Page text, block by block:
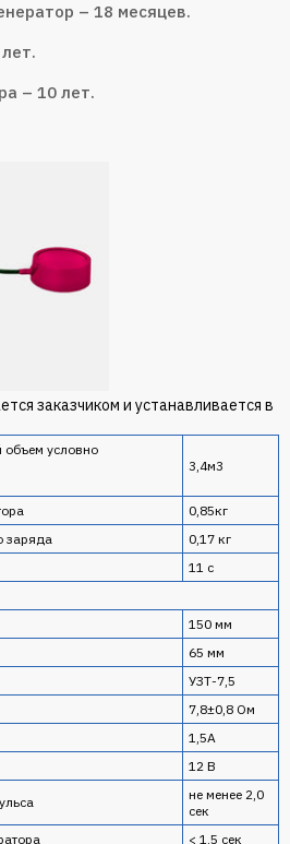
– 18 месяцев.
– 10 лет.
заказчиком и устанавливается в
условно
3,4м3
0,85кг
заряда
0,17 кг
11 с
150 мм
65 мм
УЗТ-7,5
7,8±0,8 Ом
1,5А
12 В
не менее 2,0
сек
< 1,5 сек